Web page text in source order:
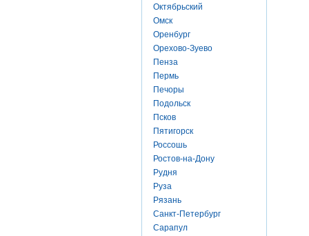
Октябрьский
Омск
Оренбург
Орехово-Зуево
Пенза
Пермь
Печоры
Подольск
Псков
Пятигорск
Россошь
Ростов-на-Дону
Рудня
Руза
Рязань
Санкт-Петербург
Сарапул